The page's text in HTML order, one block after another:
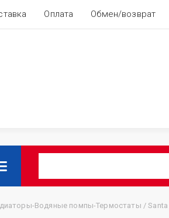
Оплата Обмен/возврат
Водяные помпы-Термостаты / Santa